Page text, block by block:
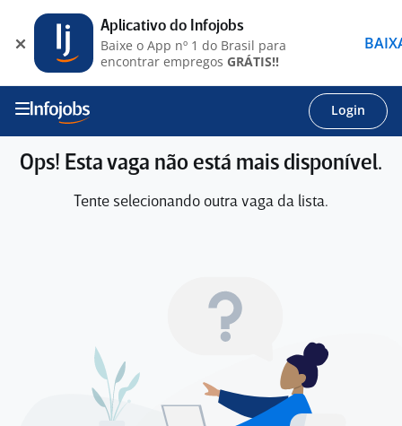
Login
Ops! Esta vaga não está mais disponível.
Tente selecionando outra vaga da lista.
Aplicativo do Infojobs
Baixe o App nº 1 do Brasil para
encontrar empregos GRÁTIS!!